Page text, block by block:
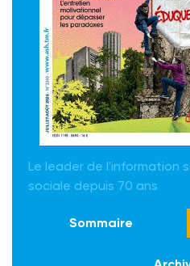
Le leader de l'information
sociale depuis 70 ans
Sommaire